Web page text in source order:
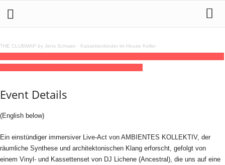
THE CLUBMAP by Jens Schwan · Kassettenkinder im House Keller
Event Details
(English below)
Ein einstündiger immersiver Live-Act von AMBIENTES KOLLEKTIV, der
räumliche Synthese und architektonischen Klang erforscht, gefolgt von
einem Vinyl- und Kassettenset von DJ Lichene (Ancestral), die uns auf eine